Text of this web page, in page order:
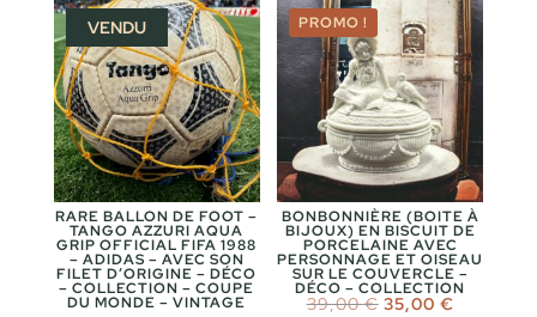
VENDU
RARE BALLON DE FOOT –
TANGO AZZURI AQUA
GRIP OFFICIAL FIFA 1988
– ADIDAS – AVEC SON
FILET D’ORIGINE – DÉCO
– COLLECTION – COUPE
DU MONDE – VINTAGE
PROMO !
BONBONNIÈRE (BOITE À
BIJOUX) EN BISCUIT DE
PORCELAINE AVEC
PERSONNAGE ET OISEAU
SUR LE COUVERCLE –
DÉCO – COLLECTION
39,00€ Le
35,00 €Le